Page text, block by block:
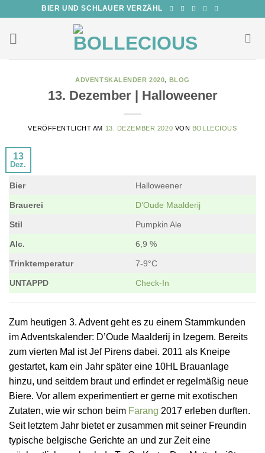
springen
BIER UND SCHLAUER VERZÄHL
ADVENTSKALENDER 2020, BLOG
13. Dezember | Halloweener
VERÖFFENTLICHT AM 13. DEZEMBER 2020 VON BOLLECIOUS
13
Dez.
Bier Halloweener
Brauerei D’Oude Maalderij
Stil Pumpkin Ale
Alc. 6,9 %
Trinktemperatur 7-9°C
UNTAPPD Check-In
Zum heutigen 3. Advent geht es zu einem Stammkunden
im Adventskalender: D’Oude Maalderij in Izegem. Bereits
zum vierten Mal ist Jef Pirens dabei. 2011 als Kneipe
gestartet, kam ein Jahr später eine 10HL Brauanlage
hinzu, und seitdem braut und erfindet er regelmäßig neue
Biere. Vor allem experimentiert er gerne mit exotischen
Zutaten, wie wir schon beim Farang 2017 erleben durften.
Seit letztem Jahr bietet er zusammen mit seiner Freundin
typische belgische Gerichte an und zur Zeit eine